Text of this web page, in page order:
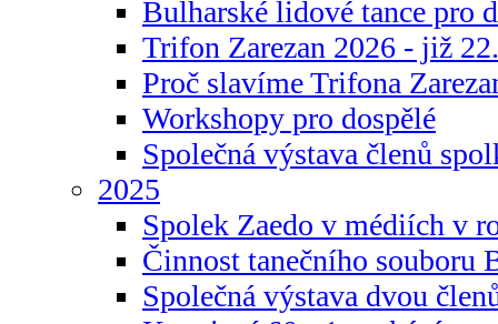
Bulharské lidové tance pro
Trifon Zarezan 2026 - již
Proč slavíme Trifona
Workshopy pro dospělé
Společná výstava členů
2025
Spolek Zaedo v médiích v
Činnost tanečního souboru
Společná výstava dvou